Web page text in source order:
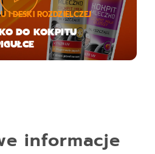
I DESKI ROZDZIELCZEJ
DO KOKPITU
informacje